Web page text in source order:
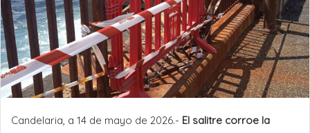
Candelaria, a 14 de mayo de 2026.- El salitre corroe la